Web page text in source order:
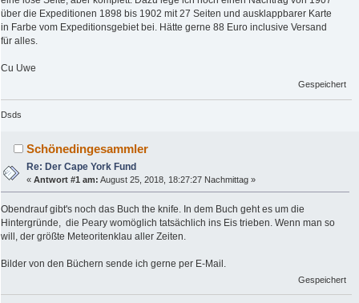
über die Expeditionen 1898 bis 1902 mit 27 Seiten und ausklappbarer Karte
in Farbe vom Expeditionsgebiet bei. Hätte gerne 88 Euro inclusive Versand
für alles.
Cu Uwe
Gespeichert
Dsds
Schönedingesammler
Re: Der Cape York Fund
«Antwort #1 am: August 25, 2018, 18:27:27 Nachmittag »
Obendrauf gibt's noch das Buch the knife. In dem Buch geht es um die
Hintergründe, die Peary womöglich tatsächlich ins Eis trieben. Wenn man so
will, der größte Meteoritenklau aller Zeiten.
Bilder von den Büchern sende ich gerne per E-Mail.
Gespeichert